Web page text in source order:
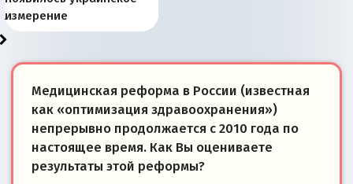
«переобувании» хозяев
суверенной экономике
Анкориджа
внутренней политике
отношениям с Россией?
Южной Осетии
измерение
Медицинская реформа в России (известная
как «оптимизация здравоохранения»)
непрерывно продолжается с 2010 года по
настоящее время. Как Вы оцениваете
результаты этой реформы?